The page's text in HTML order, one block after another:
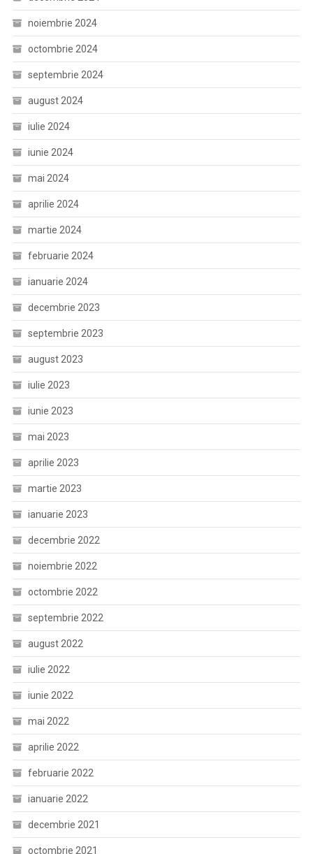
noiembrie 2024
octombrie 2024
septembrie 2024
august 2024
iulie 2024
iunie 2024
mai 2024
aprilie 2024
martie 2024
februarie 2024
ianuarie 2024
decembrie 2023
septembrie 2023
august 2023
iulie 2023
iunie 2023
mai 2023
aprilie 2023
martie 2023
ianuarie 2023
decembrie 2022
noiembrie 2022
octombrie 2022
septembrie 2022
august 2022
iulie 2022
iunie 2022
mai 2022
aprilie 2022
februarie 2022
ianuarie 2022
decembrie 2021
octombrie 2021